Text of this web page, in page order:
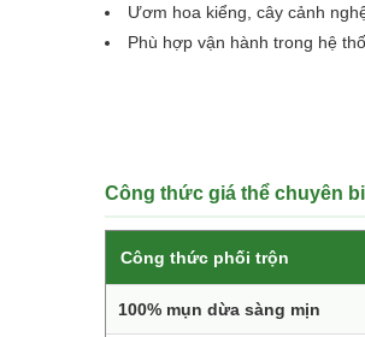
Ươm hoa kiểng, cây cảnh
Phù hợp vận hành trong hệ
Công thức giá thể chuyên
Công thức phối trộn
100% mụn dừa sàng mịn